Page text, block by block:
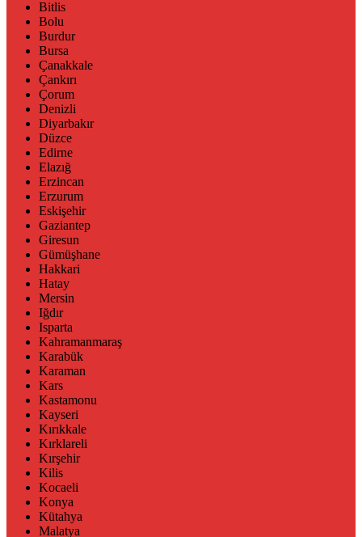
Bitlis
Bolu
Burdur
Bursa
Çanakkale
Çankırı
Çorum
Denizli
Diyarbakır
Düzce
Edirne
Elazığ
Erzincan
Erzurum
Eskişehir
Gaziantep
Giresun
Gümüşhane
Hakkari
Hatay
Mersin
Iğdır
Isparta
Kahramanmaraş
Karabük
Karaman
Kars
Kastamonu
Kayseri
Kırıkkale
Kırklareli
Kırşehir
Kilis
Kocaeli
Konya
Kütahya
Malatya